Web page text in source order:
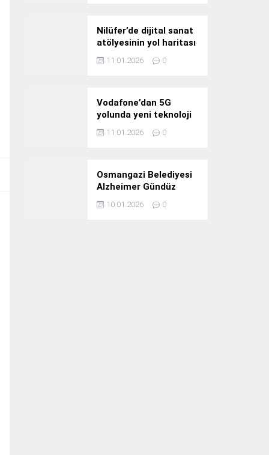
Nilüfer’de dijital sanat
atölyesinin yol haritası
konuşuldu
11.01.2026 0
Vodafone’dan 5G
yolunda yeni teknoloji
yatırımı
11.01.2026 0
Osmangazi Belediyesi
Alzheimer Gündüz
Bakım Evi 3. Yılını
Kutladı
10.01.2026 0